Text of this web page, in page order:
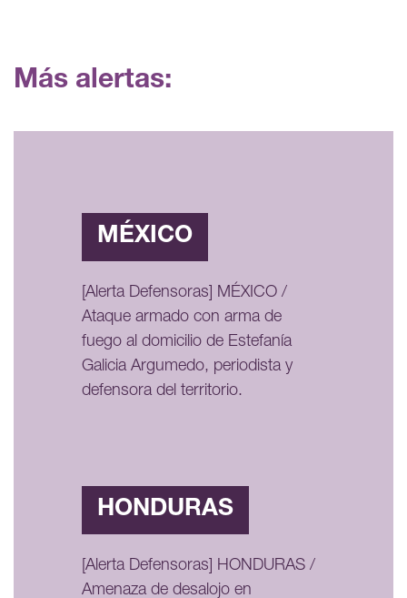
Más alertas:
MÉXICO
[Alerta Defensoras] MÉXICO /
Ataque armado con arma de
fuego al domicilio de Estefanía
Galicia Argumedo, periodista y
defensora del territorio.
HONDURAS
[Alerta Defensoras] HONDURAS /
Amenaza de desalojo en